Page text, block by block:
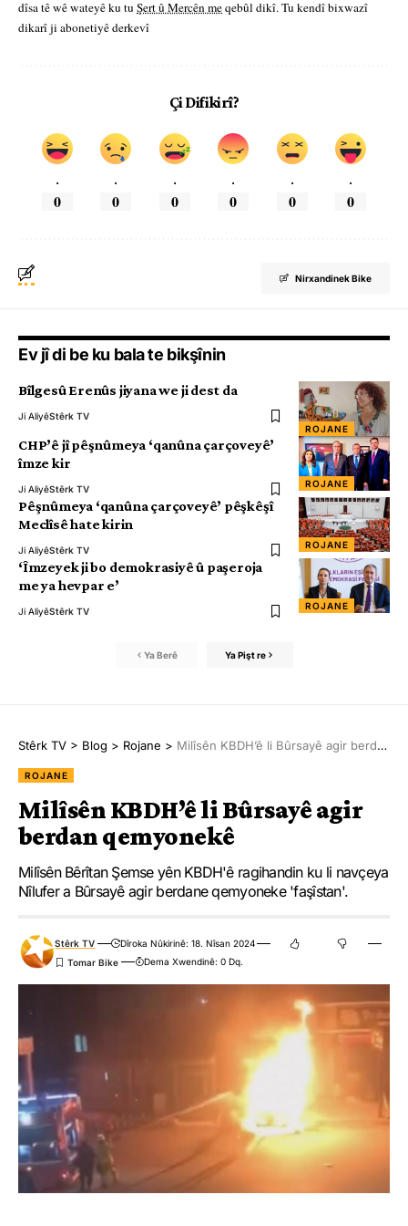
dîsa tê wê wateyê ku tu Şert û Mercên meqebûl dikî. Tu kendî bixwazî
dikarî ji abonetiyê derkevî
Çi Difikirî?
.
0
.
0
.
0
.
0
.
0
.
0
Nirxandinek Bike
Ev jî di be ku bala te bikşînin
ROJANE
Bîlgesû Erenûs jiyana we ji dest da
Ji AliyêStêrk TV
ROJANE
CHP’ê jî pêşnûmeya ‘qanûna çarçoveyê’
îmze kir
Ji AliyêStêrk TV
ROJANE
Pêşnûmeya ‘qanûna çarçoveyê’ pêşkêşî
Meclîsê hate kirin
Ji AliyêStêrk TV
ROJANE
‘Îmzeyek ji bo demokrasiyê û paşeroja
me ya hevpar e’
Ji AliyêStêrk TV
Ya Berê Ya Pişt re
Stêrk TV > Blog > Rojane > Milîsên KBDH’ê li Bûrsayê agir berdan qemyonekê
ROJANE
Milîsên KBDH’ê li Bûrsayê agir
berdan qemyonekê
Milîsên Bêrîtan Şemse yên KBDH'ê ragihandin ku li navçeya
Nîlufer a Bûrsayê agir berdane qemyoneke 'faşîstan'.
Stêrk TV
Dîroka Nûkirinê: 18. Nîsan 2024
Dema Xwendinê: 0 Dq.